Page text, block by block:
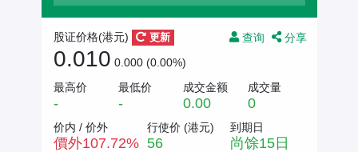
查询 分享
股证价格(港元) 更新
0.010 0.000 (0.00%)
最高价
-
最低价
-
成交金额
0.00
成交量
0
价内 / 价外
價外107.72%
行使价 (港元)
56
到期日
尚馀15日